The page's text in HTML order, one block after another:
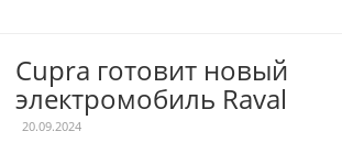
Cupra готовит новый
электромобиль Raval
20.09.2024